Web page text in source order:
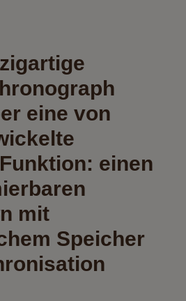
eine von
einen
mit
Speicher